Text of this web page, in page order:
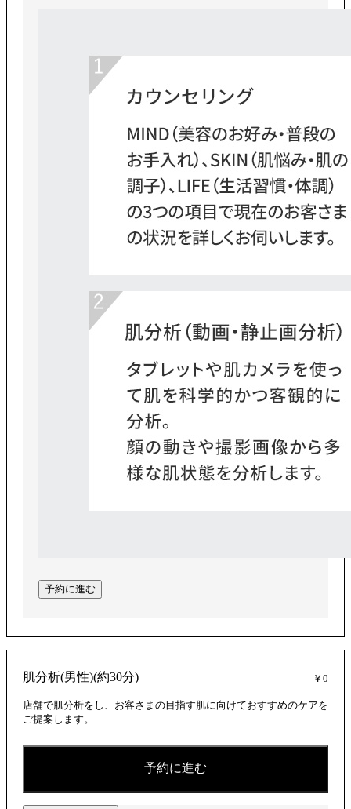
予約に進む
肌分析(男性)(約30分) ￥0
店舗で肌分析をし、お客さまの目指す肌に向けておすすめのケアを
ご提案します。
予約に進む